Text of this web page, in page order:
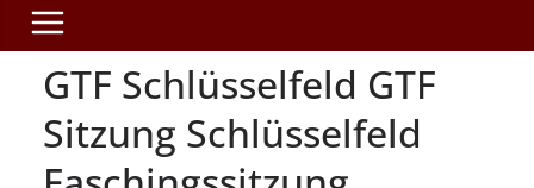
GTF Schlüsselfeld GTF
Sitzung Schlüsselfeld